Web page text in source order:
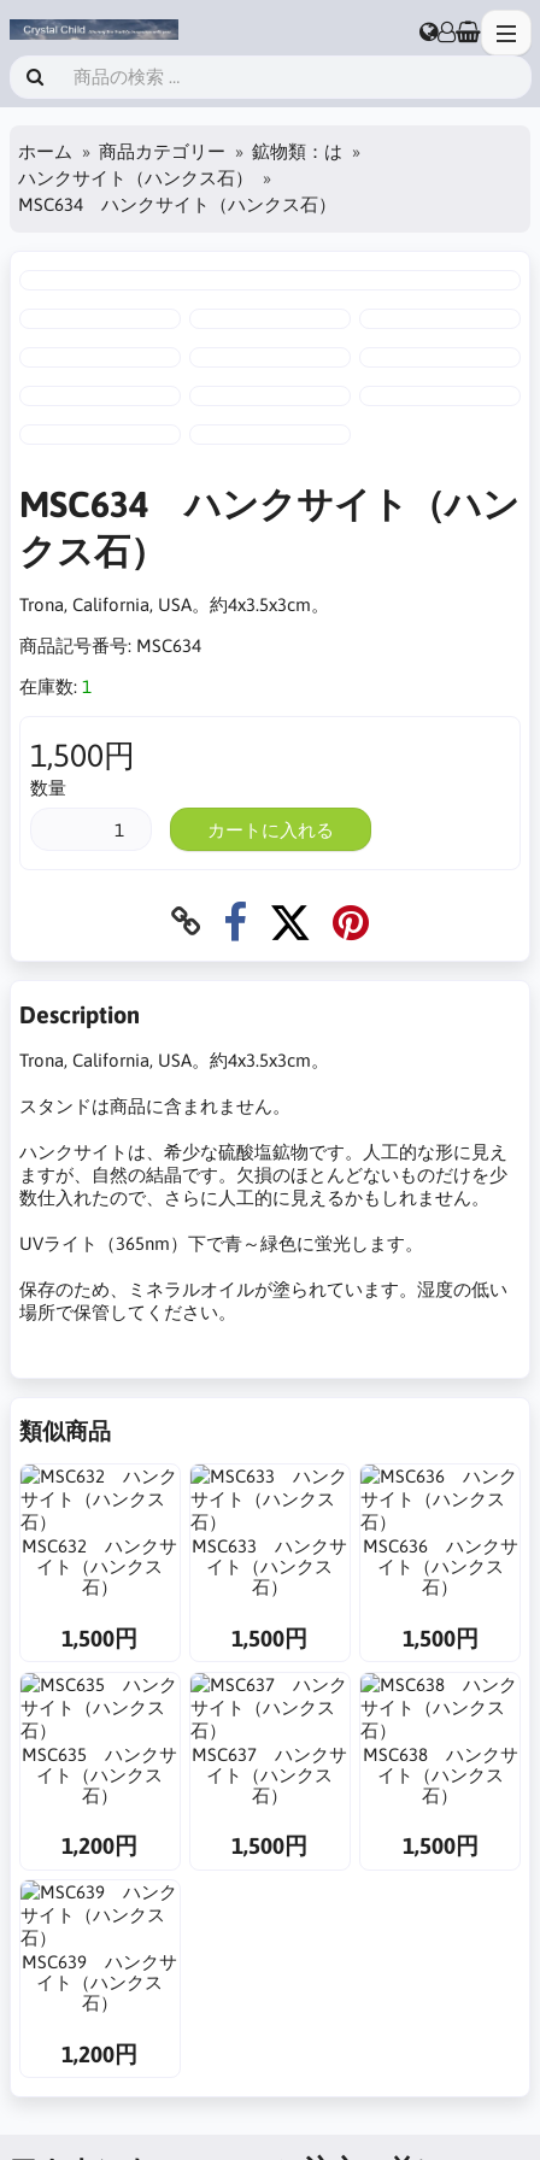
ホーム 商品カテゴリー
鉱物類：は
ハンクサイト（ハンクス石）
MSC634 ハンクサイト（ハンクス石）
MSC634 ハンクサイト（ハン
クス石）
Trona, California, USA。約4x3.5x3cm。
商品記号番号: MSC634
在庫数: 1
1,500円
数量
カートに入れる
Description
Trona, California, USA。約4x3.5x3cm。
スタンドは商品に含まれません。
ハンクサイトは、希少な硫酸塩鉱物です。人工的な形に見え
ますが、自然の結晶です。欠損のほとんどないものだけを少
数仕入れたので、さらに人工的に見えるかもしれません。
UVライト（365nm）下で青～緑色に蛍光します。
保存のため、ミネラルオイルが塗られています。湿度の低い
場所で保管してください。
類似商品
MSC632 ハンクサ
イト（ハンクス
石）
1,500円
MSC633 ハンクサ
イト（ハンクス
石）
1,500円
MSC636 ハンクサ
イト（ハンクス
石）
1,500円
MSC635 ハンクサ
イト（ハンクス
石）
1,200円
MSC637 ハンクサ
イト（ハンクス
石）
1,500円
MSC638 ハンクサ
イト（ハンクス
石）
1,500円
MSC639 ハンクサ
イト（ハンクス
石）
1,200円